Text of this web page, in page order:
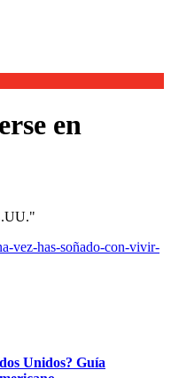
en
Unidos? Guía